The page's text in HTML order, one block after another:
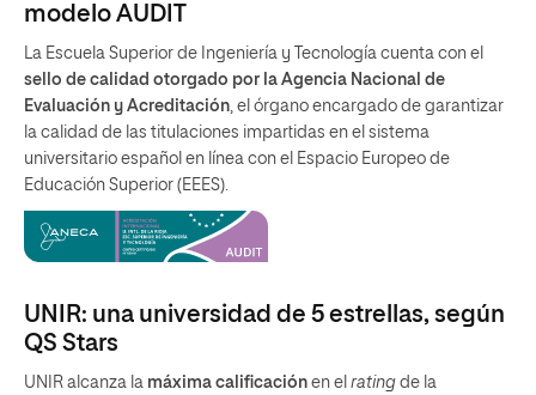
modelo AUDIT
La Escuela Superior de Ingeniería y Tecnología cuenta con el
sello de calidad otorgado por la Agencia Nacional de
Evaluación y Acreditación, el órgano encargado de garantizar
la calidad de las titulaciones impartidas en el sistema
universitario español en línea con el Espacio Europeo de
Educación Superior (EEES).
UNIR: una universidad de 5 estrellas, según
QS Stars
UNIR alcanza la máxima calificación en el rating de la